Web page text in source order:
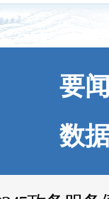
要
数